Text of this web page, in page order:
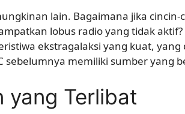
lain. Bagaimana jika cincin-
lobus radio yang tidak
ekstragalaksi yang kuat, yang
sebelumnya memiliki sumber yang
yang Terlibat